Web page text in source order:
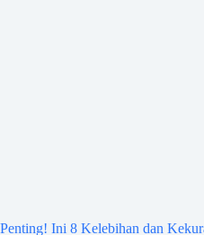
Penting! Ini 8 Kelebihan dan